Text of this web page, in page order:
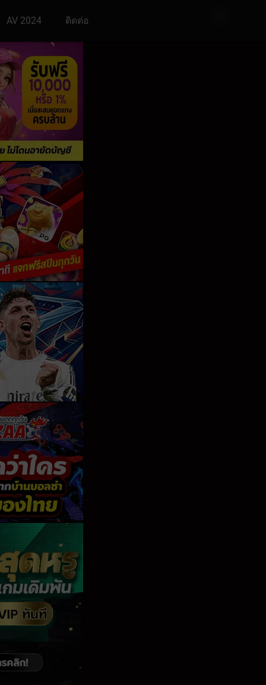
AV 2024 ติดต่อ